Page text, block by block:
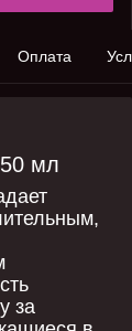
Оплата
мл
за